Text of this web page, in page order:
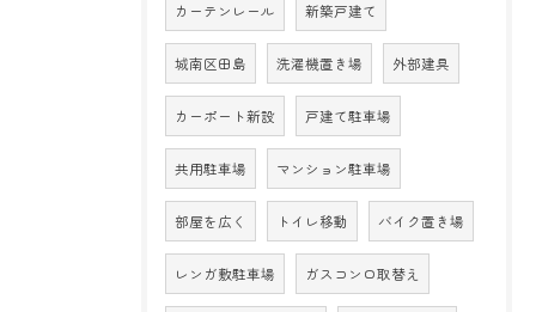
カーテンレール 新築戸建て
城南区田島 洗濯機置き場 外部建具
カーポート新設 戸建て駐車場
共用駐車場 マンション駐車場
部屋を広く トイレ移動 バイク置き場
レンガ敷駐車場 ガスコンロ取替え